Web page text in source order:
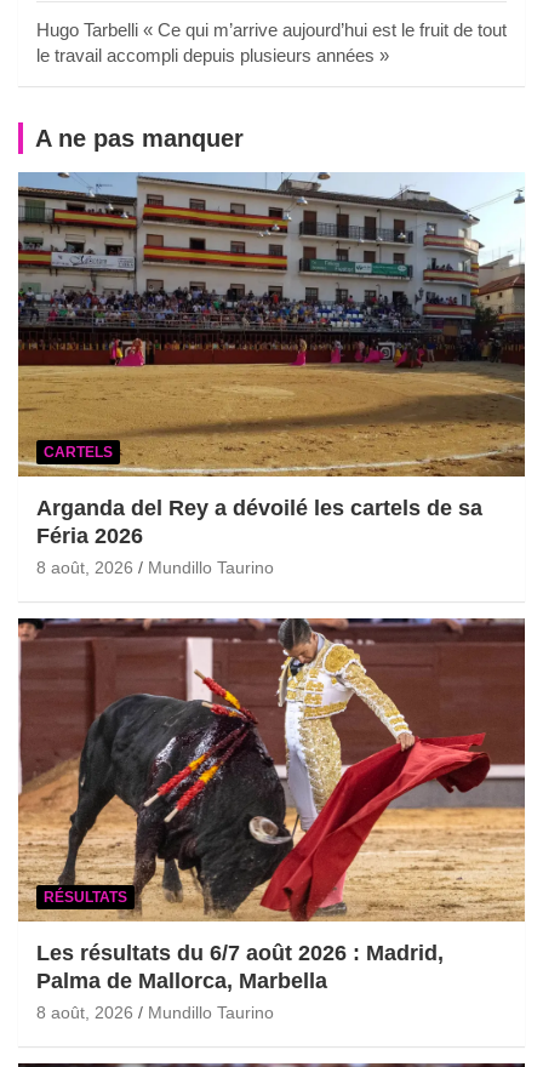
Hugo Tarbelli « Ce qui m’arrive aujourd’hui est le fruit de tout
le travail accompli depuis plusieurs années »
A ne pas manquer
CARTELS
Arganda del Rey a dévoilé les cartels de sa
Féria 2026
8 août, 2026 Mundillo Taurino
RÉSULTATS
Les résultats du 6/7 août 2026 : Madrid,
Palma de Mallorca, Marbella
8 août, 2026 Mundillo Taurino